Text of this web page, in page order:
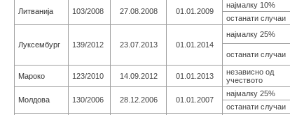
Литванија 103/2008 27.08.2008 01.01.2009
најмалку 10%
останати случаи
Луксембург 139/2012 23.07.2013 01.01.2014
најмалку 25%
останати случаи
Мароко 123/2010 14.09.2012 01.01.2013
независно од
учеството
Молдова 130/2006 28.12.2006 01.01.2007
најмалку 25%
останати случаи